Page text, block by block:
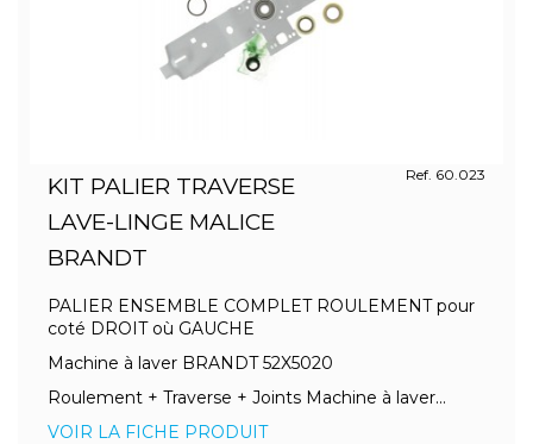
KIT PALIER TRAVERSE
LAVE-LINGE MALICE
BRANDT
Ref. 60.023
PALIER ENSEMBLE COMPLET ROULEMENT pour
coté DROIT où GAUCHE
Machine à laver BRANDT 52X5020
Roulement + Traverse + Joints Machine à laver...
VOIR LA FICHE PRODUIT